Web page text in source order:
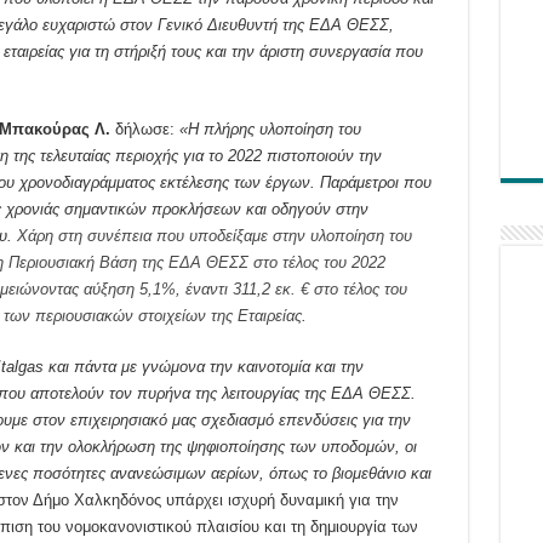
ευχαριστώ στον Γενικό Διευθυντή της ΕΔΑ ΘΕΣΣ,
για τη στήριξή τους και την άριστη συνεργασία που
Μπακούρας Λ. δήλωσε: «Η πλήρης υλοποίηση του
τελευταίας περιοχής για το 2022 πιστοποιούν την
χρονοδιαγράμματος εκτέλεσης των έργων. Παράμετροι που
σημαντικών προκλήσεων και οδηγούν στην
Χάρη στη συνέπεια που υποδείξαμε στην υλοποίηση του
Περιουσιακή Βάση της ΕΔΑ ΘΕΣΣ στο τέλος του 2022
αύξηση 5,1%, έναντι 311,2 εκ. € στο τέλος του
περιουσιακών στοιχείων της Εταιρείας.
και πάντα με γνώμονα την καινοτομία και την
αποτελούν τον πυρήνα της λειτουργίας της ΕΔΑ ΘΕΣΣ.
στον επιχειρησιακό μας σχεδιασμό επενδύσεις για την
και την ολοκλήρωση της ψηφιοποίησης των υποδομών, οι
ποσότητες ανανεώσιμων αερίων, όπως το βιομεθάνιο και
Δήμο Χαλκηδόνος υπάρχει ισχυρή δυναμική για την
του νομοκανονιστικού πλαισίου και τη δημιουργία των